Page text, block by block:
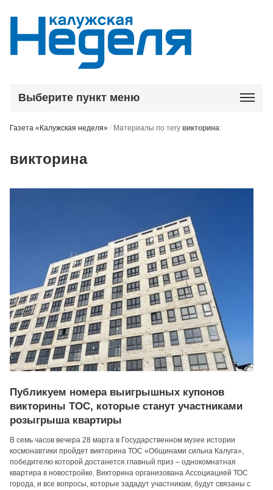
Выберите пункт меню
Газета «Калужская неделя» / Материалы по тегувикторина:
викторина
Публикуем номера выигрышных купонов
викторины ТОС, которые станут участниками
розыгрыша квартиры
В семь часов вечера 28 марта в Государственном музее истории
космонавтики пройдет викторина ТОС «Общинами сильна Калуга»,
победителю которой достанется главный приз – однокомнатная
квартира в новостройке. Викторина организована Ассоциацией ТОС
города, и все вопросы, которые зададут участникам, будут связаны с